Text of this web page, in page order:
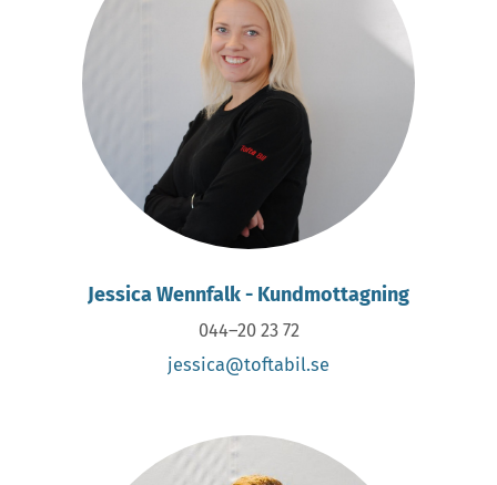
Jessica Wennfalk - Kundmottagning
044–20 23 72
jessica@toftabil.se